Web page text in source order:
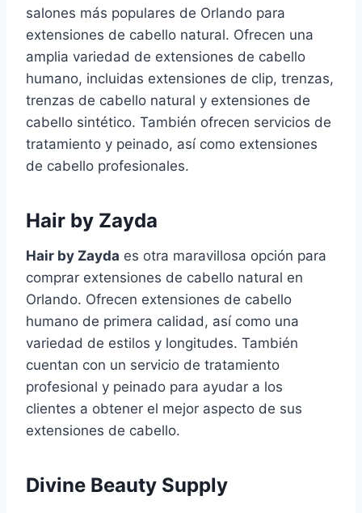
salones más populares de Orlando para
extensiones de cabello natural. Ofrecen una
amplia variedad de extensiones de cabello
humano, incluidas extensiones de clip, trenzas,
trenzas de cabello natural y extensiones de
cabello sintético. También ofrecen servicios de
tratamiento y peinado, así como extensiones
de cabello profesionales.
Hair by Zayda
Hair by Zayda es otra maravillosa opción para
comprar extensiones de cabello natural en
Orlando. Ofrecen extensiones de cabello
humano de primera calidad, así como una
variedad de estilos y longitudes. También
cuentan con un servicio de tratamiento
profesional y peinado para ayudar a los
clientes a obtener el mejor aspecto de sus
extensiones de cabello.
Divine Beauty Supply